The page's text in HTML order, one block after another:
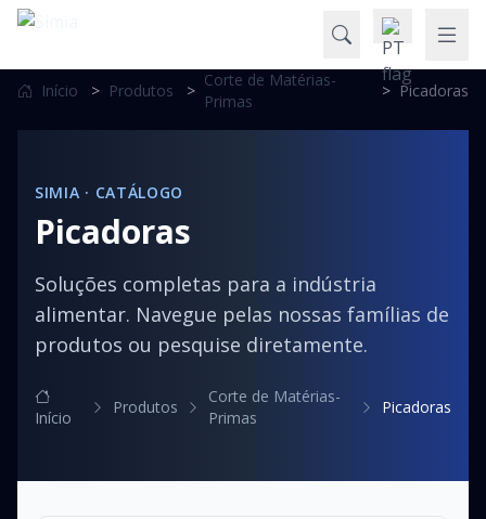
Início > Produtos >
Corte de Matérias-
Primas
> Picadoras
SIMIA · CATÁLOGO
Picadoras
Soluções completas para a indústria
alimentar. Navegue pelas nossas famílias de
produtos ou pesquise diretamente.
Início
Produtos
Corte de Matérias-
Primas
Picadoras